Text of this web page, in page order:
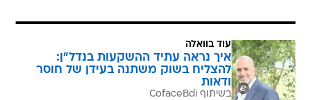
עוד בוואלה
איך נראה עתיד ההשקעות בנדל"ן:
להצליח בשוק משתנה בעידן של חוסר
ודאות
בשיתוף CofaceBdi